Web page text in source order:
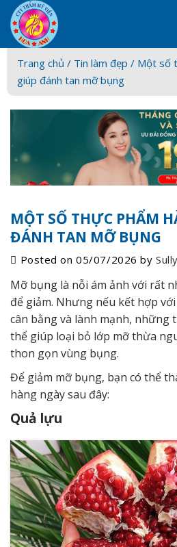
Skip
to
content
Trang chủ / Tin làm đẹp / Một số
giúp đánh tan mỡ bụng
MỘT SỐ THỰC PHẨM
ĐÁNH TAN MỠ BỤNG
Posted on05/07/2026 by
Mỡ bụng là nỗi ám ảnh với rất
để giảm. Nhưng nếu kết hợp
cân bằng và lành mạnh, những
thể giúp loại bỏ lớp mỡ thừa
thon gọn vùng bụng.
Để giảm mỡ bụng, bạn có thể
hàng ngày sau đây:
Quả lựu